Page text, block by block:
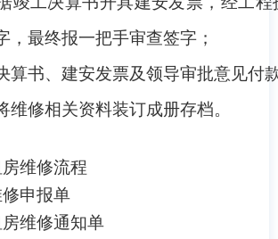
，最终报一把手审查签字；
算书、建安发票及领导审批意见付
维修相关资料装订成册存档。
维修流程
申报单
维修通知单